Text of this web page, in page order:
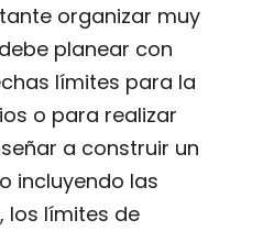
organizar muy
planear con
límites para la
o para realizar
a construir un
incluyendo las
los límites de